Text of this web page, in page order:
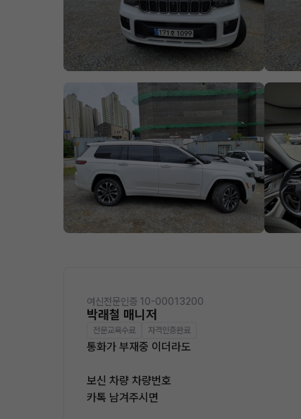
여신전문인증 10-00013200
박래철 매니저
전문교육수료 자격인증완료
통화가 부재중 이더라도
보신 차량 차량번호
카톡 남겨주시면